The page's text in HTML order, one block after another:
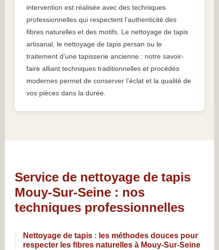
intervention est réalisée avec des techniques
professionnelles qui respectent l’authenticité des
fibres naturelles et des motifs. Le nettoyage de tapis
artisanal, le nettoyage de tapis persan ou le
traitement d’une tapisserie ancienne : notre savoir-
faire alliant techniques traditionnelles et procédés
modernes permet de conserver l’éclat et la qualité de
vos pièces dans la durée.
Service de nettoyage de tapis
Mouy-Sur-Seine : nos
techniques professionnelles
Nettoyage de tapis : les méthodes douces pour
respecter les fibres naturelles à Mouy-Sur-Seine